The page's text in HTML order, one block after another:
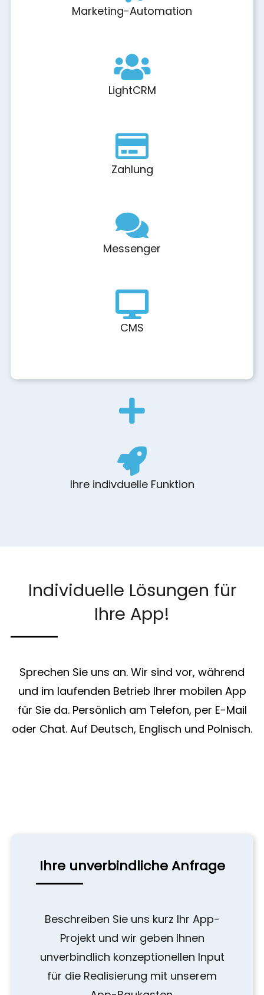
Marketing-Automation
LightCRM
Zahlung
Messenger
CMS
Ihre indivduelle Funktion
Individuelle Lösungen für
Ihre App!
Sprechen Sie uns an. Wir sind vor, während
und im laufenden Betrieb Ihrer mobilen App
für Sie da. Persönlich am Telefon, per E-Mail
oder Chat. Auf Deutsch, Englisch und Polnisch.
Ihre unverbindliche Anfrage
Beschreiben Sie uns kurz Ihr App-
Projekt und wir geben Ihnen
unverbindlich konzeptionellen Input
für die Realisierung mit unserem